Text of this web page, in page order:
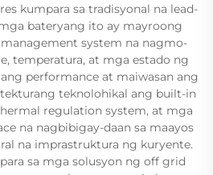
kumpara sa tradisyonal na lead-
bateryang ito ay mayroong
system na nagmo-
temperatura, at mga estado ng
performance at maiwasan ang
teknolohikal ang built-in
regulation system, at mga
na nagbibigay-daan sa maayos
na imprastruktura ng kuryente.
sa mga solusyon ng off grid